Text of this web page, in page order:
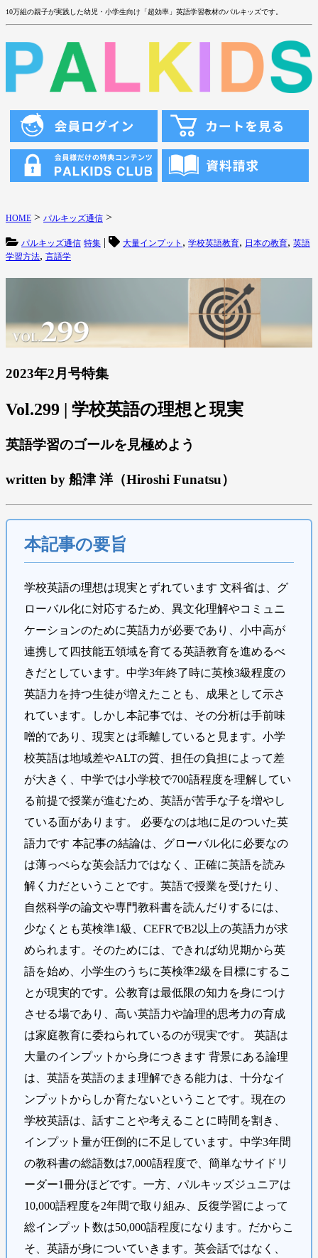
10万組の親子が実践した幼児・小学生向け「超効率」英語学習教材のパルキッズです。
HOME > パルキッズ通信 >
パルキッズ通信 特集 | 大量インプット , 学校英語教育, 日本の教育, 英語
学習方法, 言語学
2023年2月号特集
Vol.299 | 学校英語の理想と現実
英語学習のゴールを見極めよう
written by 船津 洋（Hiroshi Funatsu）
本記事の要旨
学校英語の理想は現実とずれています 文科省は、グ
ローバル化に対応するため、異文化理解やコミュニ
ケーションのために英語力が必要であり、小中高が
連携して四技能五領域を育てる英語教育を進めるべ
きだとしています。中学3年終了時に英検3級程度の
英語力を持つ生徒が増えたことも、成果として示さ
れています。しかし本記事では、その分析は手前味
噌的であり、現実とは乖離していると見ます。小学
校英語は地域差やALTの質、担任の負担によって差
が大きく、中学では小学校で700語程度を理解してい
る前提で授業が進むため、英語が苦手な子を増やし
ている面があります。 必要なのは地に足のついた英
語力です 本記事の結論は、グローバル化に必要なの
は薄っぺらな英会話力ではなく、正確に英語を読み
解く力だということです。英語で授業を受けたり、
自然科学の論文や専門教科書を読んだりするには、
少なくとも英検準1級、CEFRでB2以上の英語力が求
められます。そのためには、できれば幼児期から英
語を始め、小学生のうちに英検準2級を目標にするこ
とが現実的です。公教育は最低限の知力を身につけ
させる場であり、高い英語力や論理的思考力の育成
は家庭教育に委ねられているのが現実です。 英語は
大量のインプットから身につきます 背景にある論理
は、英語を英語のまま理解できる能力は、十分なイ
ンプットからしか育たないということです。現在の
学校英語は、話すことや考えることに時間を割き、
インプット量が圧倒的に不足しています。中学3年間
の教科書の総語数は7,000語程度で、簡単なサイドリ
ーダー1冊分ほどです。一方、パルキッズジュニアは
10,000語程度を2年間で取り組み、反復学習によって
総インプット数は50,000語程度になります。だからこ
そ、英語が身についていきます。英会話ではなく、